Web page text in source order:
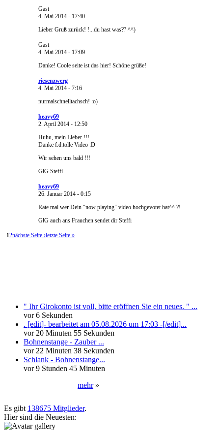
Gast
4. Mai 2014 - 17:40
Lieber Gruß zurück! !...du hast was?? ^^)
Gast
4. Mai 2014 - 17:09
Danke! Coole seite ist das hier! Schöne grüße!
riesenzwerg
4. Mai 2014 - 7:16
nurmalschnelltachsch! :o)
heavy69
2. April 2014 - 12:50
Huhu, mein Lieber !!!
Danke f.d.tolle Video :D
Wir sehen uns bald !!!
GlG Steffi
heavy69
26. Januar 2014 - 0:15
Rate mal wer Dein "now playing" video hochgevotet hat^^ ?!
GlG auch ans Frauchen sendet dir Steffi
12nächste Seite ›letzte Seite »
" Ihr Girokonto ist voll, bitte eröffnen Sie ein neues. " ...
vor 6 Sekunden
. [edit]- bearbeitet am 05.08.2026 um 17:03 -[/edit]...
vor 20 Minuten 55 Sekunden
Bohnenstange - Zauber ...
vor 22 Minuten 38 Sekunden
Schlank - Bohnenstange...
vor 9 Stunden 45 Minuten
mehr»
Es gibt 138675 Mitglieder.
Hier sind die Neuesten: